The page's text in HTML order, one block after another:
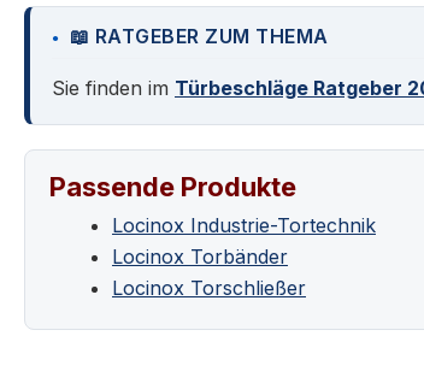
📖 RATGEBER ZUM THEMA
Sie finden im Türbeschläge Ratgeber
Passende Produkte
Locinox Industrie-Tortechnik
Locinox Torbänder
Locinox Torschließer